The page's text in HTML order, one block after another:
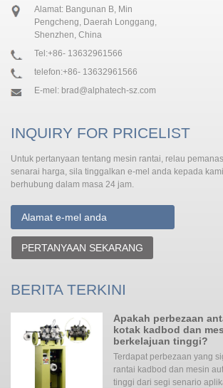
Alamat: Bangunan B, Min
Pengcheng, Daerah Longgang,
Shenzhen, China
Tel:+86- 13632961566
telefon:+86- 13632961566
E-mel: brad@alphatech-sz.com
INQUIRY FOR PRICELIST
Untuk pertanyaan tentang mesin rantai, relau
senarai harga, sila tinggalkan e-mel anda kepada
berhubung dalam masa 24 jam.
PERTANYAAN SEKARANG
BERITA TERKINI
Apakah perbezaan
kotak kadbod dan
berkelajuan tinggi?
Terdapat perbezaan yang
rantai kadbod dan mesin
tinggi dari segi senario